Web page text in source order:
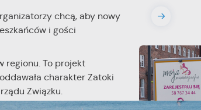
chcą, aby nowy
i gości
regionu. To projekt
charakter Zatoki
Związku.